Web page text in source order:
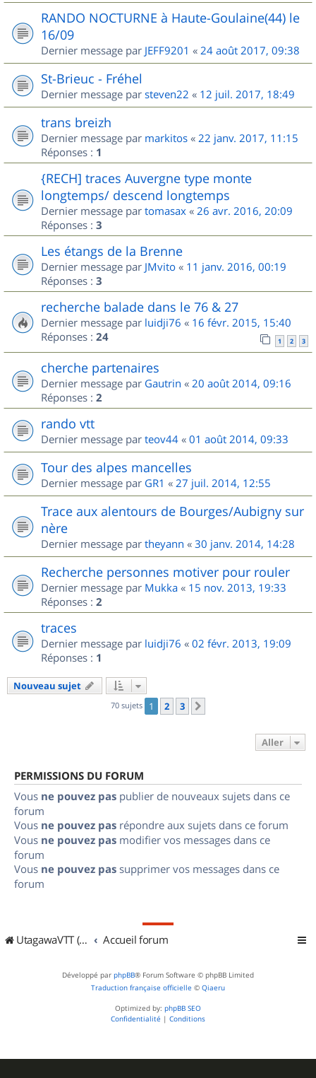
RANDO NOCTURNE à Haute-Goulaine(44) le
16/09
Dernier message par JEFF9201 « 24 août 2017, 09:38
St-Brieuc - Fréhel
Dernier message par steven22 « 12 juil. 2017, 18:49
trans breizh
Dernier message par markitos « 22 janv. 2017, 11:15
Réponses : 1
{RECH] traces Auvergne type monte
longtemps/ descend longtemps
Dernier message par tomasax « 26 avr. 2016, 20:09
Réponses : 3
Les étangs de la Brenne
Dernier message par JMvito « 11 janv. 2016, 00:19
Réponses : 3
recherche balade dans le 76 & 27
Dernier message par luidji76 « 16 févr. 2015, 15:40
Réponses : 24 1 2 3
cherche partenaires
Dernier message par Gautrin « 20 août 2014, 09:16
Réponses : 2
rando vtt
Dernier message par teov44 « 01 août 2014, 09:33
Tour des alpes mancelles
Dernier message par GR1 « 27 juil. 2014, 12:55
Trace aux alentours de Bourges/Aubigny sur
nère
Dernier message par theyann « 30 janv. 2014, 14:28
Recherche personnes motiver pour rouler
Dernier message par Mukka « 15 nov. 2013, 19:33
Réponses : 2
traces
Dernier message par luidji76 « 02 févr. 2013, 19:09
Réponses : 1
Nouveau sujet
70 sujets 1 2 3
Aller
PERMISSIONS DU FORUM
Vous ne pouvez pas publier de nouveaux sujets dans ce
forum
Vous ne pouvez pas répondre aux sujets dans ce forum
Vous ne pouvez pas modifier vos messages dans ce
forum
Vous ne pouvez pas supprimer vos messages dans ce
forum
UtagawaVTT (Randos VTT et VTTAE avec traces GPS) Accueil forum
Développé par phpBB® Forum Software © phpBB Limited
Traduction française officielle © Qiaeru
Optimized by: phpBB SEO
Confidentialité | Conditions